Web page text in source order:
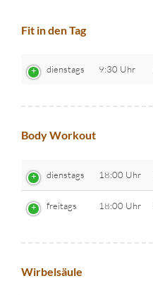
Fit in den Tag
dienstags 9:30 Uhr
Body Workout
dienstags 18:00 Uhr
freitags 18:00 Uhr
Wirbelsäule